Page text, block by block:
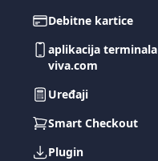
Debitne kartice
aplikacija terminala
viva.com
Uređaji
Smart Checkout
Plugin